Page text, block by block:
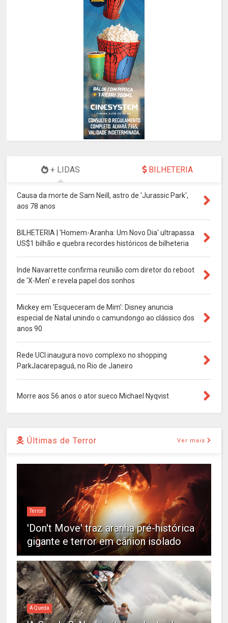
+ LIDAS BILHETERIA
Causa da morte de Sam Neill, astro de 'Jurassic Park',
aos 78 anos
BILHETERIA | 'Homem-Aranha: Um Novo Dia' ultrapassa
US$1 bilhão e quebra recordes históricos de bilheteria
Inde Navarrette confirma reunião com diretor do reboot
de 'X-Men' e revela papel dos sonhos
Mickey em 'Esqueceram de Mim': Disney anuncia
especial de Natal unindo o camundongo ao clássico dos
anos 90
Rede UCI inaugura novo complexo no shopping
ParkJacarepaguá, no Rio de Janeiro
Morre aos 56 anos o ator sueco Michael Nyqvist
Últimas de Terror Ver mais
Terror
'Don't Move' traz aranha pré-histórica
gigante e terror em cânion isolado
A Queda